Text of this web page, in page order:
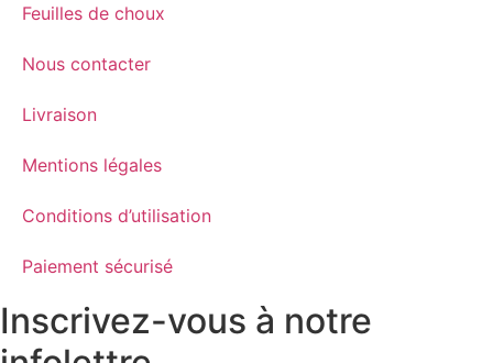
Feuilles de choux
Nous contacter
Livraison
Mentions légales
Conditions d’utilisation
Paiement sécurisé
Inscrivez-vous à notre